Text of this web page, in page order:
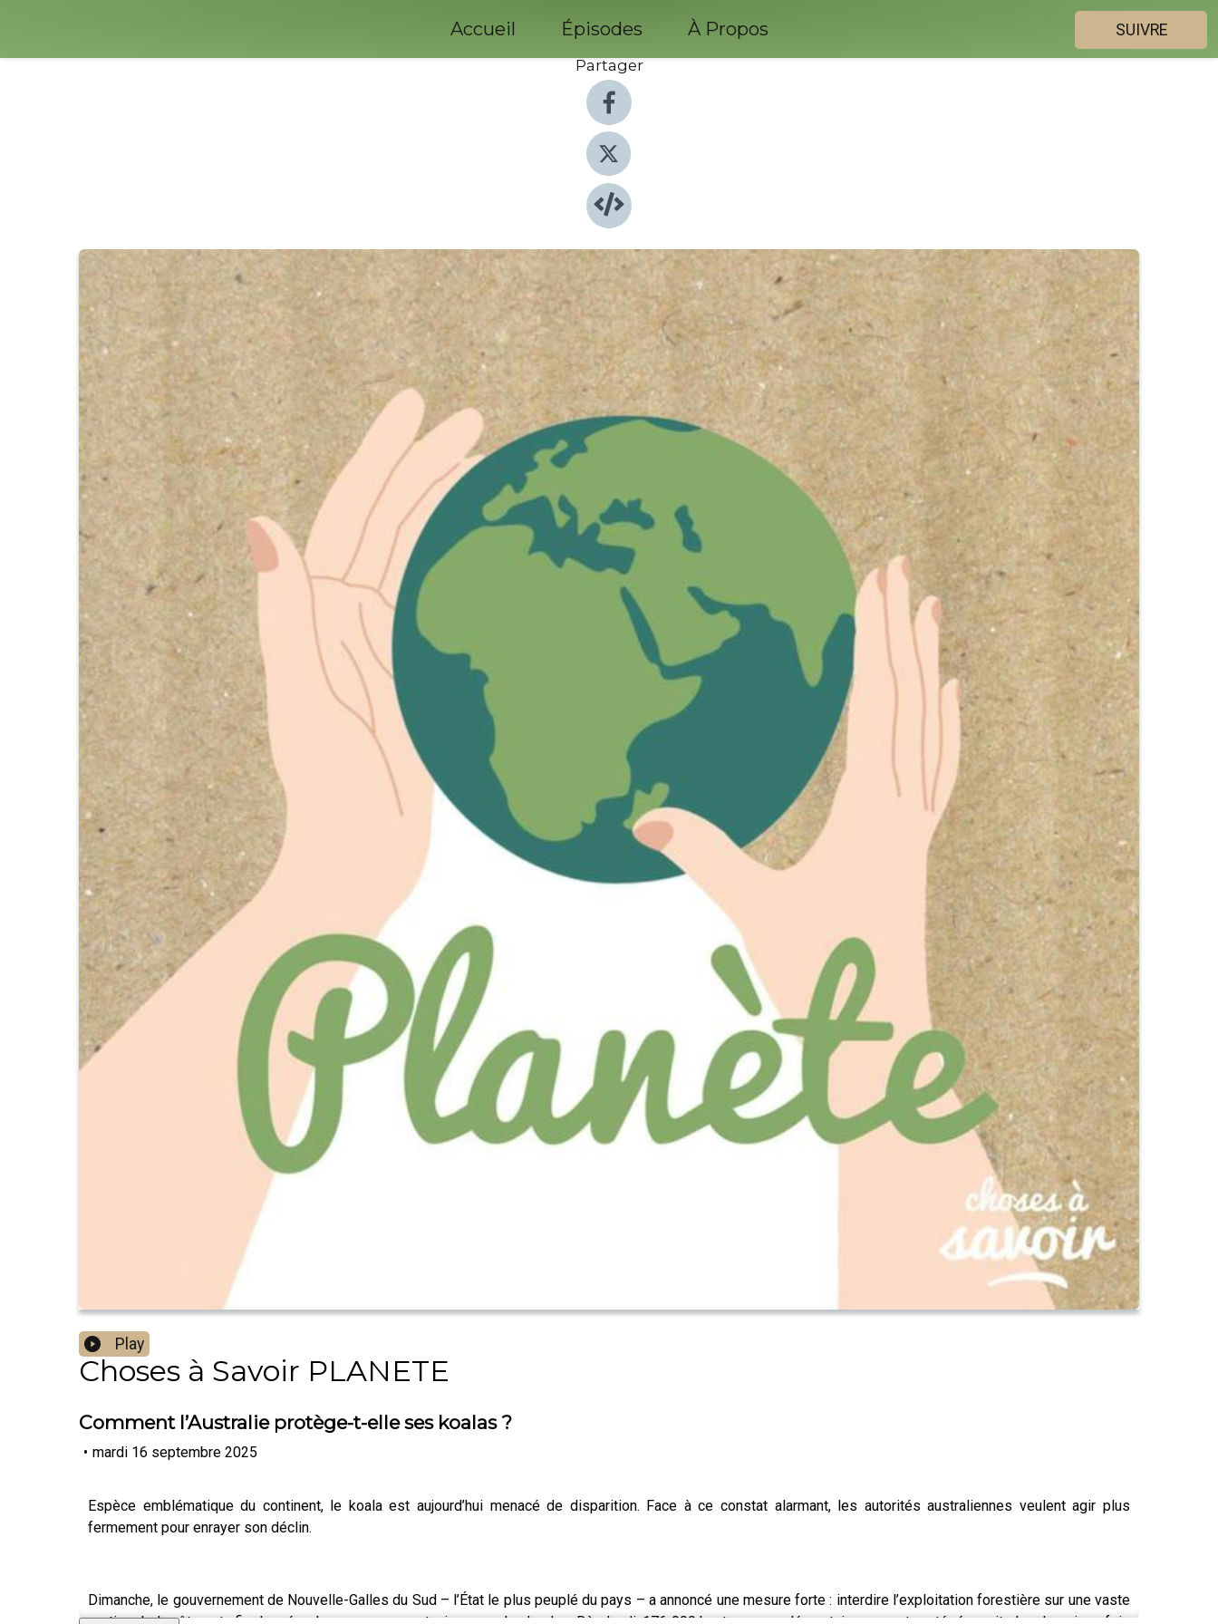
Accueil Épisodes À Propos
SUIVRE
Partager
Play
Choses à Savoir PLANETE
Comment l’Australie protège-t-elle ses koalas ?
• mardi 16 septembre 2025
Espèce emblématique du continent, le koala est aujourd’hui menacé de disparition. Face à ce constat alarmant, les autorités australiennes veulent agir plus
fermement pour enrayer son déclin.
Dimanche, le gouvernement de Nouvelle-Galles du Sud – l’État le plus peuplé du pays – a annoncé une mesure forte : interdire l’exploitation forestière sur une vaste